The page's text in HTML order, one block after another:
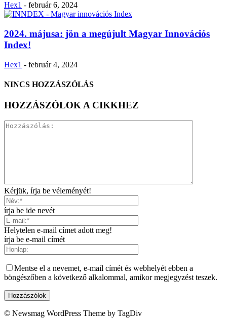
Hex1 - február 6, 2024
2024. májusa: jön a megújult Magyar Innovációs
Index!
Hex1 - február 4, 2024
NINCS HOZZÁSZÓLÁS
HOZZÁSZÓLOK A CIKKHEZ
Kérjük, írja be véleményét!
írja be ide nevét
Helytelen e-mail címet adott meg!
írja be e-mail címét
Mentse el a nevemet, e-mail címét és webhelyét ebben a
böngészőben a következő alkalommal, amikor megjegyzést teszek.
© Newsmag WordPress Theme by TagDiv